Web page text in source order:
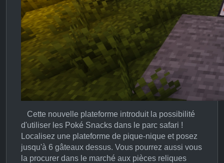
Cette nouvelle plateforme introduit la possibilité
d'utiliser les Poké Snacks dans le parc safari !
Localisez une plateforme de pique-nique et posez
jusqu'à 6 gâteaux dessus. Vous pourrez aussi vous
la procurer dans le marché aux pièces reliques